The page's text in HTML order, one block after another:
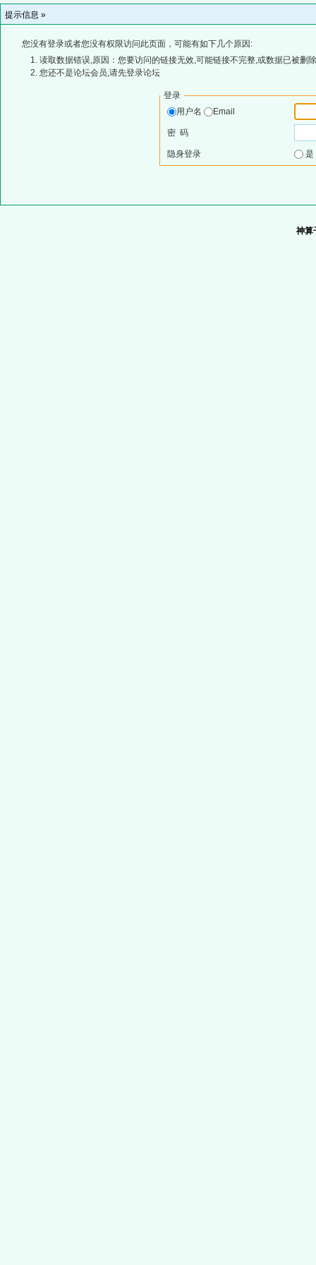
提示信息 »
您没有登录或者您没有权限访问此页面，可能有如下几个原因:
读取数据错误,原因：您要访问的链接无效,可能链接不完整,或数据已被删
您还不是论坛会员,请先登录论坛
登录
用户名
Email
密 码
隐身登录
神算